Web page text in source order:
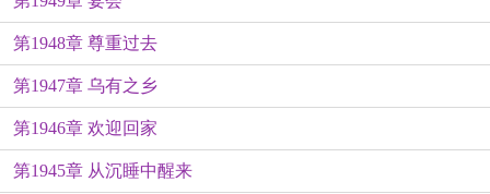
第1948章 尊重过去
第1947章 乌有之乡
第1946章 欢迎回家
第1945章 从沉睡中醒来